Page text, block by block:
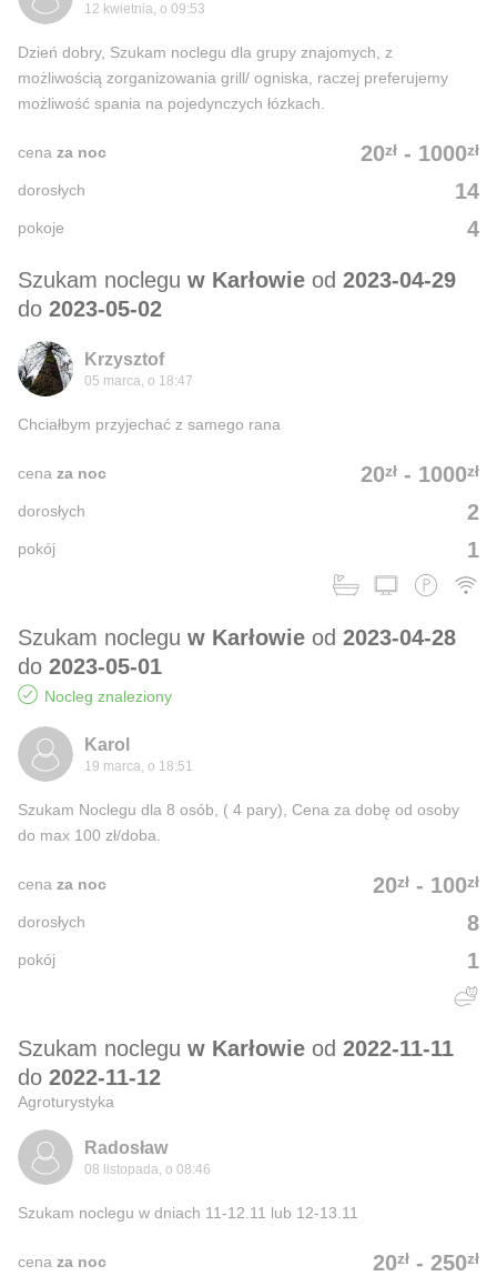
12 kwietnia, o 09:53
Dzień dobry, Szukam noclegu dla grupy znajomych, z
możliwością zorganizowania grill/ ogniska, raczej preferujemy
możliwość spania na pojedynczych łózkach.
20zł - 1000zł
cena za noc
14
dorosłych
4
pokoje
Szukam noclegu w Karłowie od 2023-04-29
do 2023-05-02
Krzysztof
05 marca, o 18:47
Chciałbym przyjechać z samego rana
20zł - 1000zł
cena za noc
2
dorosłych
1
pokój
Szukam noclegu w Karłowie od 2023-04-28
do 2023-05-01
Nocleg znaleziony
Karol
19 marca, o 18:51
Szukam Noclegu dla 8 osób, ( 4 pary), Cena za dobę od osoby
do max 100 zł/doba.
20zł - 100zł
cena za noc
8
dorosłych
1
pokój
Szukam noclegu w Karłowie od 2022-11-11
do 2022-11-12
Agroturystyka
Radosław
08 listopada, o 08:46
Szukam noclegu w dniach 11-12.11 lub 12-13.11
20zł - 250zł
cena za noc